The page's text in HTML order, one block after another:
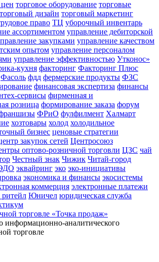
торговое оборудование торговые
торговый дизайн торговый маркетинг
право ТЦ уборочный инвентарь
ассортиментом управление дебиторской
закупками управление качеством
опытом управление персоналом
управление эффективностью Утконос»
кухня факторинг Факторинг Плюс
Фасоль фдд фермерские продукты ФЗС
финансовая экспертиза финансы
сервисы фирменная и
розница формирование заказа форум
ФРиО фулфилмент Халмарт
хозтовары холод холодильное
бизнес ценовые стратегии
закупок сетей Центросоюз
оптово-розничной торговли ЦЗС чай
Честный знак Чижик Читай-город
эквайринг эко эко-инициативы
экономика и финансы экосистемы
коммерция электронные платежи
Юничел юридическая служба
информационно-аналитического
торговле